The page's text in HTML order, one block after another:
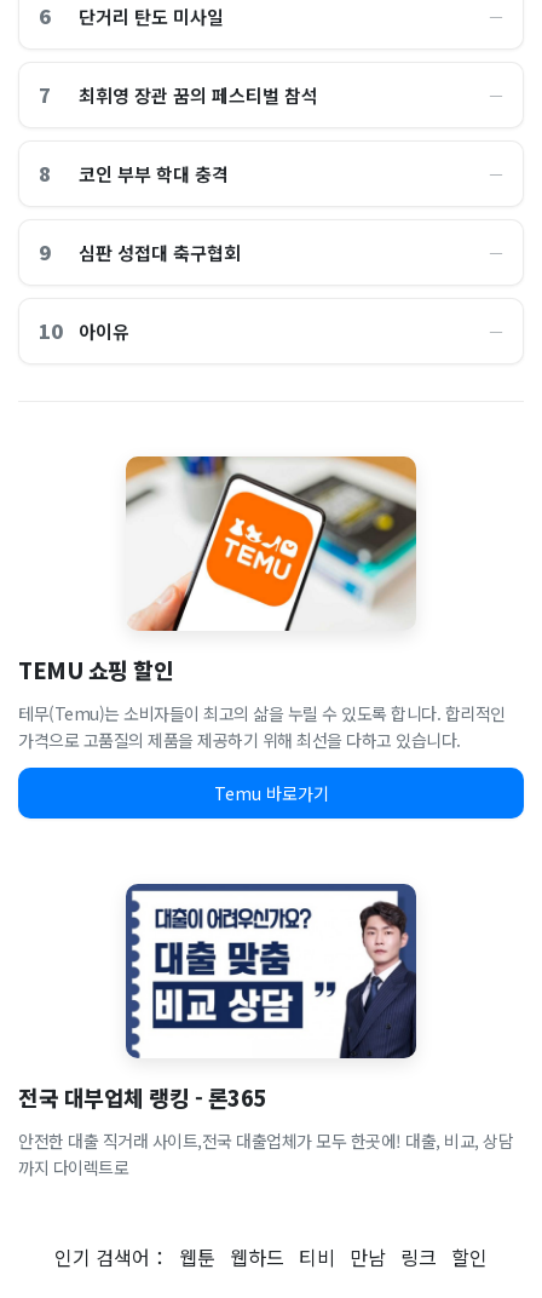
6 단거리 탄도 미사일 ―
7 최휘영 장관 꿈의 페스티벌 참석 ―
8 코인 부부 학대 충격 ―
9 심판 성접대 축구협회 ―
10 아이유 ―
TEMU 쇼핑 할인
테무(Temu)는 소비자들이 최고의 삶을 누릴 수 있도록 합니다. 합리적인
가격으로 고품질의 제품을 제공하기 위해 최선을 다하고 있습니다.
Temu 바로가기
전국 대부업체 랭킹 - 론365
안전한 대출 직거래 사이트,전국 대출업체가 모두 한곳에! 대출, 비교, 상담
까지 다이렉트로
인기 검색어： 웹툰 웹하드 티비 만남 링크 할인